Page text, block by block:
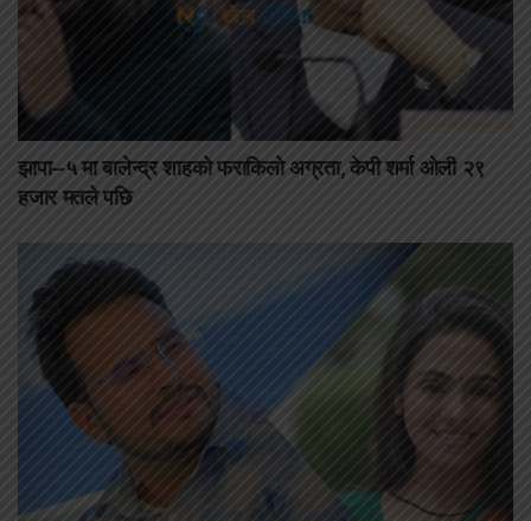
झापा–५ मा बालेन्द्र शाहको फराकिलो अग्रता, केपी शर्मा ओली २९
हजार मतले पछि